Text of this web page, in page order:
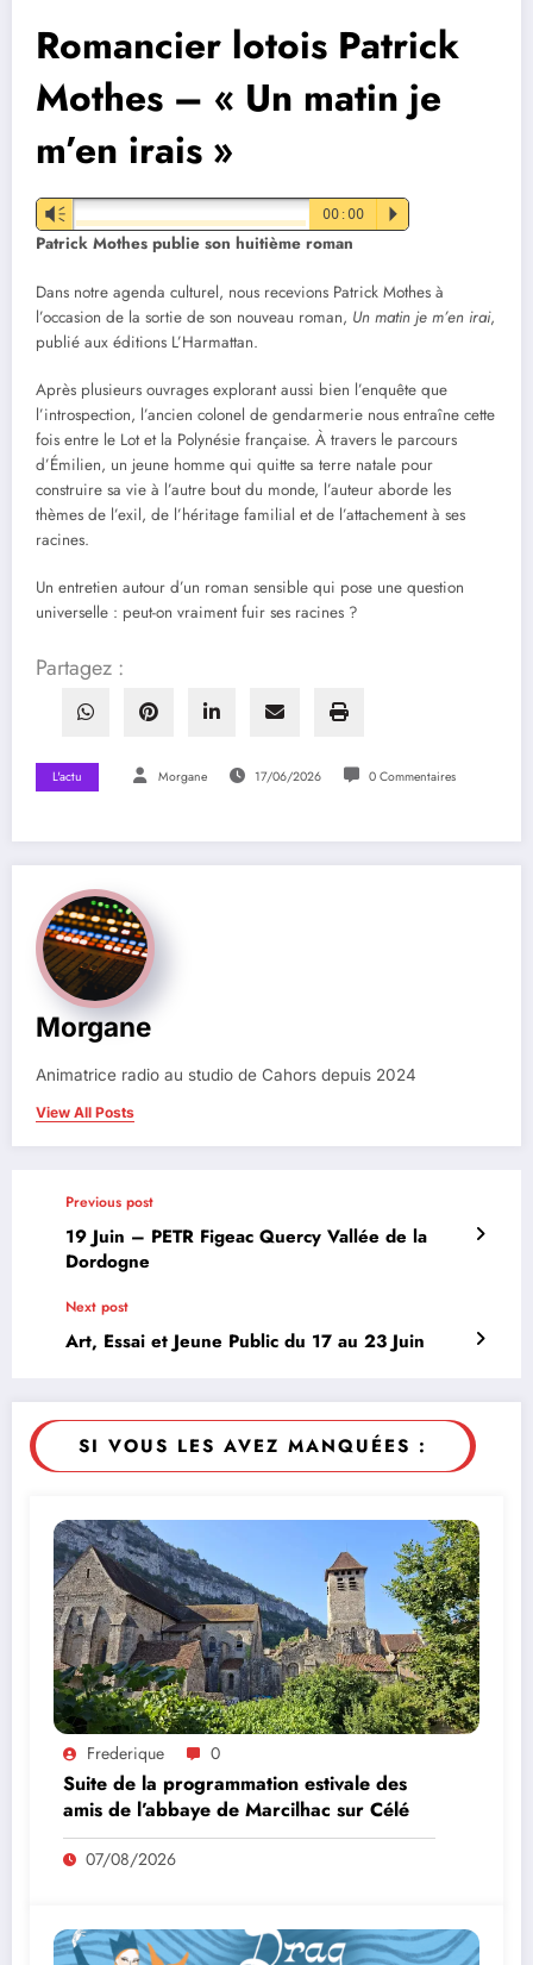
Romancier lotois Patrick
Mothes – « Un matin je
m’en irais »
Vm 00:00 P
Patrick Mothes publie son huitième roman
Dans notre agenda culturel, nous recevions Patrick Mothes à
l’occasion de la sortie de son nouveau roman, Un matin je m’en irai,
publié aux éditions L’Harmattan.
Après plusieurs ouvrages explorant aussi bien l’enquête que
l’introspection, l’ancien colonel de gendarmerie nous entraîne cette
fois entre le Lot et la Polynésie française. À travers le parcours
d’Émilien, un jeune homme qui quitte sa terre natale pour
construire sa vie à l’autre bout du monde, l’auteur aborde les
thèmes de l’exil, de l’héritage familial et de l’attachement à ses
racines.
Un entretien autour d’un roman sensible qui pose une question
universelle : peut-on vraiment fuir ses racines ?
Partagez :
L'actu Morgane 17/06/2026 0 Commentaires
Morgane
Animatrice radio au studio de Cahors depuis 2024
View All Posts
Previous post
19 Juin – PETR Figeac Quercy Vallée de la
Dordogne
Next post
Art, Essai et Jeune Public du 17 au 23 Juin
SI VOUS LES AVEZ MANQUÉES :
Frederique 0
Suite de la programmation estivale des
amis de l’abbaye de Marcilhac sur Célé
07/08/2026